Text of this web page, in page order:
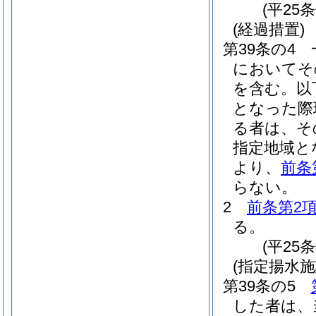
(平25
(経過措置)
第39条の4
において
を含む。
となった
る者は、
指定地域
より、 前条
らない。
2
前条第2
る。
(平25
(指定揚水
第39条の5
した者は